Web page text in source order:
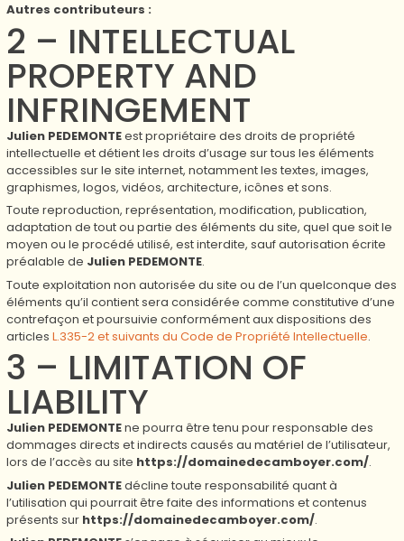
Autres contributeurs :
2 – INTELLECTUAL
PROPERTY AND
INFRINGEMENT
Julien PEDEMONTEest propriétaire des droits de propriété
intellectuelle et détient les droits d’usage sur tous les éléments
accessibles sur le site internet, notamment les textes, images,
graphismes, logos, vidéos, architecture, icônes et sons.
Toute reproduction, représentation, modification, publication,
adaptation de tout ou partie des éléments du site, quel que soit le
moyen ou le procédé utilisé, est interdite, sauf autorisation écrite
préalable de Julien PEDEMONTE.
Toute exploitation non autorisée du site ou de l’un quelconque des
éléments qu’il contient sera considérée comme constitutive d’une
contrefaçon et poursuivie conformément aux dispositions des
articlesL.335-2 et suivants du Code de Propriété Intellectuelle.
3 – LIMITATION OF
LIABILITY
Julien PEDEMONTEne pourra être tenu pour responsable des
dommages directs et indirects causés au matériel de l’utilisateur,
lors de l’accès au site https://domainedecamboyer.com/.
Julien PEDEMONTEdécline toute responsabilité quant à
l’utilisation qui pourrait être faite des informations et contenus
présents sur https://domainedecamboyer.com/.